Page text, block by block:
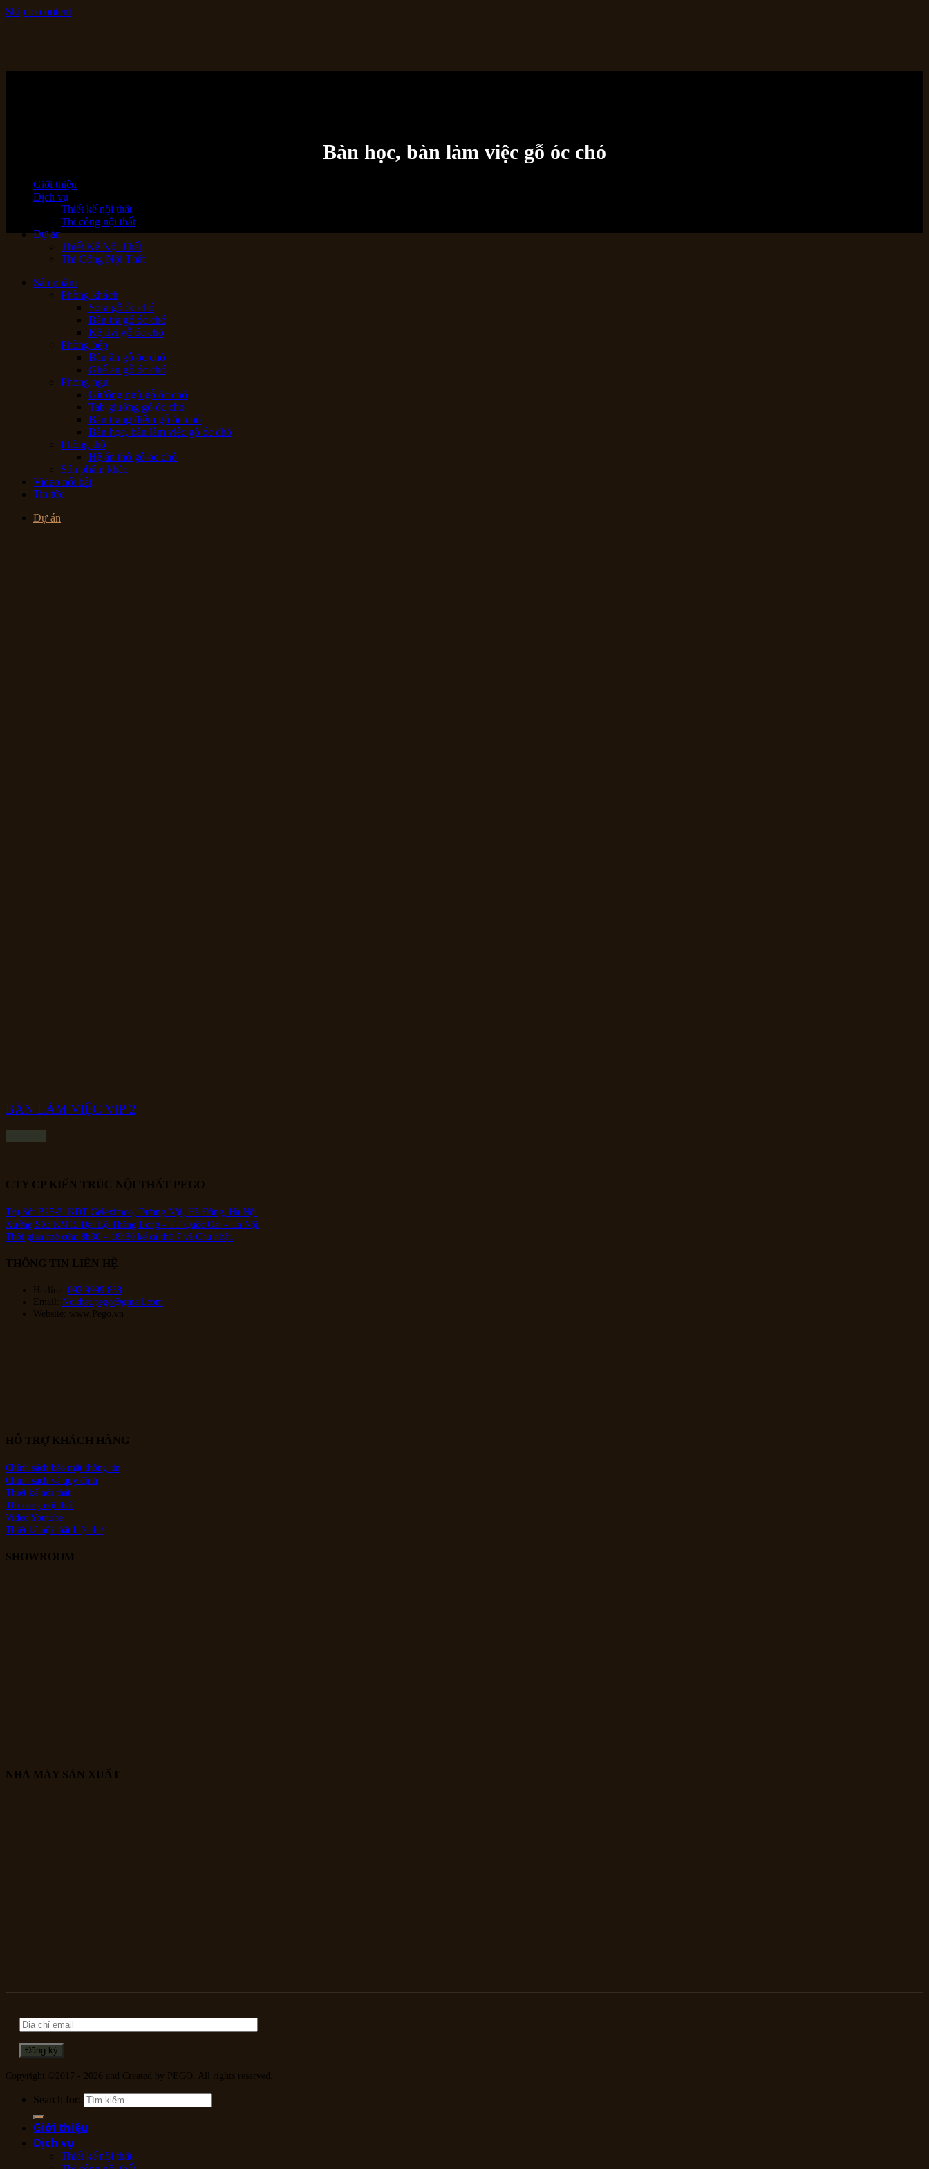
Skip to content
Giới thiệu
Dịch vụ
Thiết kế nội thất
Thi công nội thất
Dự án
Thiết Kế Nội Thất
Thi Công Nội Thất
Sản phẩm
Phòng khách
Sofa gỗ óc chó
Bàn trà gỗ óc chó
Kệ tivi gỗ óc chó
Phòng bếp
Bàn ăn gỗ óc chó
Ghế ăn gỗ óc chó
Phòng ngủ
Giường ngủ gỗ óc chó
Tab giường gỗ óc chó
Bàn trang điểm gỗ óc chó
Bàn học, bàn làm việc gỗ óc chó
Phòng thờ
Hệ án thờ gỗ óc chó
Sản phẩm khác
Video nổi bật
Tin tức
Dự án
Bàn học, bàn làm việc gỗ óc chó
BÀN LÀM VIỆC VIP 2
CTY CP KIẾN TRÚC NỘI THẤT PEGO
Trụ Sở: B25-2. KĐT Geleximco, Dương Nội, Hà Đông, Hà Nội
Xưởng SX: KM15 Đại Lộ Thăng Long - TT Quốc Oai - Hà Nội
Thời gian mở cửa: 8h30 – 18h30 kể cả thứ 7 và Chủ nhật.
THÔNG TIN LIÊN HỆ
Hotline: 092 9999 838
Email: Noithat.pego@gmail.com
Website: www.Pego.vn
HỖ TRỢ KHÁCH HÀNG
Chính sách bảo mật thông tin
Chính sách và quy định
Thiết kế nội thất
Thi công nội thất
Video Youtube
Thiết kế nội thất biệt thự
SHOWROOM
NHÀ MÁY SẢN XUẤT
Copyright ©2017 - 2026 and Created by PEGO. All rights reserved.
Search for:
Giới thiệu
Dịch vụ
Thiết kế nội thất